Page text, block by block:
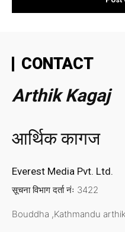
CONTACT
Arthik Kagaj
आर्थिक कागज
Everest Media Pvt. Ltd.
सूचना विभाग दर्ता नंः 3422
Bouddha ,Kathmandu